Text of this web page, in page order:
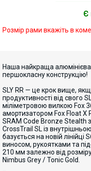
Є
Розмір рами вкажіть в
Наша найкраща
першокласну конструкцію!
SLY RR — це крок вище,
продуктивності від свого
міліметровою вилкою Fox
амортизатором Fox Float X
SRAM Code Bronze Stealth
CrossTrail SL із
базується на новій лінійці
виносом, рукоятками та
210 мм залежно від
Nimbus Grey / Tonic Gold.